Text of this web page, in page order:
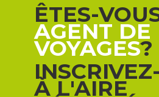
ÊTES-
AGENT DE
VOYAGES?
À L'AIRE